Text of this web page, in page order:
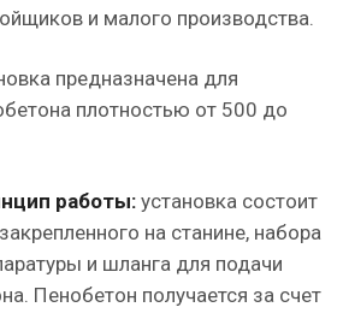
и малого производства.
предназначена для
плотностью от 500 до
работы: установка состоит
на станине, набора
и шланга для подачи
Пенобетон получается за счет